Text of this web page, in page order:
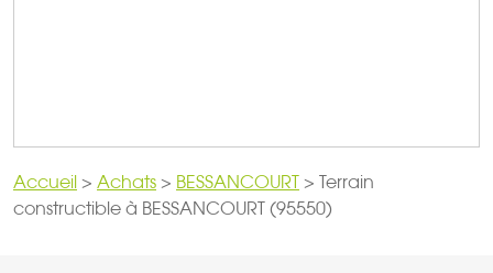
Accueil > Achats > BESSANCOURT > Terrain
constructible à BESSANCOURT (95550)